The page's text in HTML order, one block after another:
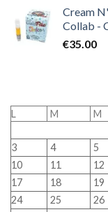
Cream
Collab -
€35.00
L M M
3
4 5
10
11 12
17
18 19
24
25 26